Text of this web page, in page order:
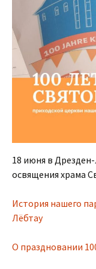
18 июня в
освящения храма
История нашего
Лёбтау
О праздновании